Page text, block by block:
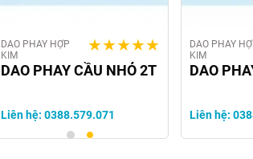
DAO PHAY HỢP
KIM
DAO PHAY CẦU NHỎ 2T
Liên hệ: 0388.579.071
DAO PHAY
KIM
DAO
Liên hệ: